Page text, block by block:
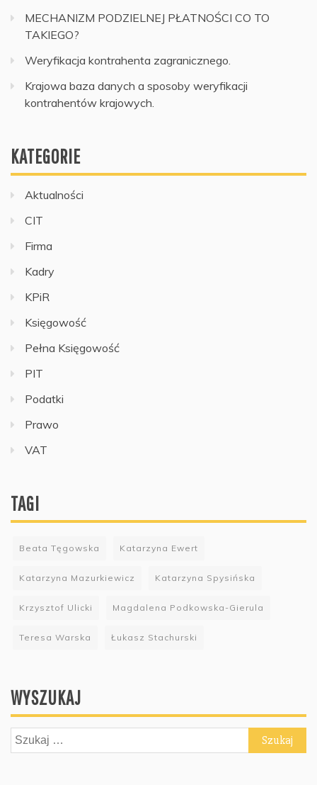
MECHANIZM PODZIELNEJ PŁATNOŚCI CO TO
TAKIEGO?
Weryfikacja kontrahenta zagranicznego.
Krajowa baza danych a sposoby weryfikacji
kontrahentów krajowych.
KATEGORIE
Aktualności
CIT
Firma
Kadry
KPiR
Księgowość
Pełna Księgowość
PIT
Podatki
Prawo
VAT
TAGI
Beata Tęgowska Katarzyna Ewert
Katarzyna Mazurkiewicz Katarzyna Spysińska
Krzysztof Ulicki Magdalena Podkowska-Gierula
Teresa Warska Łukasz Stachurski
WYSZUKAJ
Szukaj: